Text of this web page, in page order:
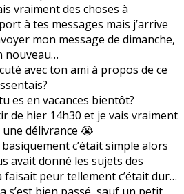
vraiment des choses à
à tes messages mais j’arrive
mon message de dimanche,
nouveau…
avec ton ami à propos de ce
es en vacances bientôt?
de hier 14h30 et je vais vraiment
une délivrance 😭
c’était simple alors
avait donné les sujets des
peur tellement c’était dur…